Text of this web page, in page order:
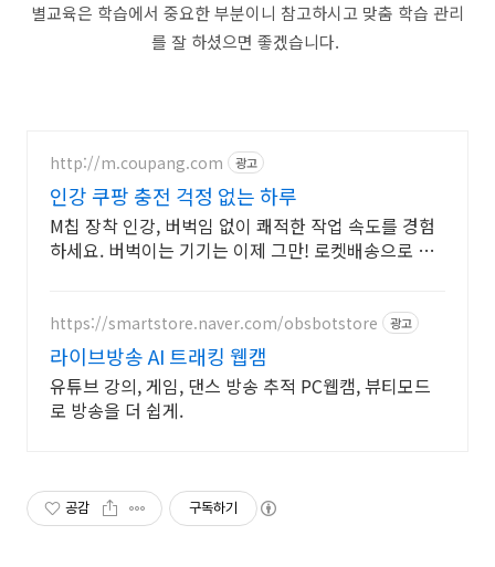
별교육은 학습에서 중요한 부분이니 참고하시고 맞춤 학습 관리
를 잘 하셨으면 좋겠습니다.
http://m.coupang.com 광고
인강 쿠팡 충전 걱정 없는 하루
M칩 장착 인강, 버벅임 없이 쾌적한 작업 속도를 경험
하세요. 버벅이는 기기는 이제 그만! 로켓배송으로 만
https://smartstore.naver.com/obsbotstore 광고
라이브방송 AI 트래킹 웹캠
유튜브 강의, 게임, 댄스 방송 추적 PC웹캠, 뷰티모드
로 방송을 더 쉽게.
공감 구독하기